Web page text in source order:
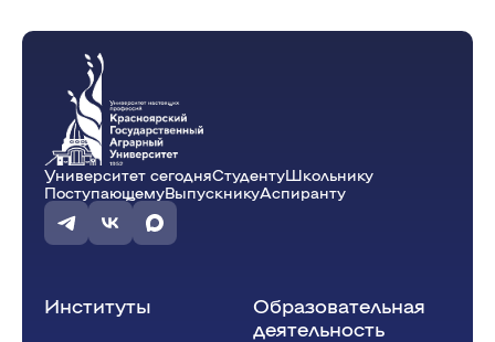
Университет сегодняСтудентуШкольнику
ПоступающемуВыпускникуАспиранту
Институты
Образовательная
деятельность